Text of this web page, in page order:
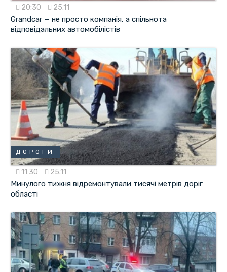
20:30 25.11
Grandcar — не просто компанія, а спільнота
відповідальних автомобілістів
ДОРОГИ
11:30 25.11
Минулого тижня відремонтували тисячі метрів доріг
області